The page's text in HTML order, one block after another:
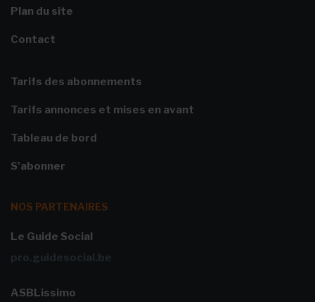
Plan du site
Contact
Tarifs des abonnements
Tarifs annonces et mises en avant
Tableau de bord
S'abonner
NOS PARTENAIRES
Le Guide Social
pro.guidesocial.be
ASBLissimo